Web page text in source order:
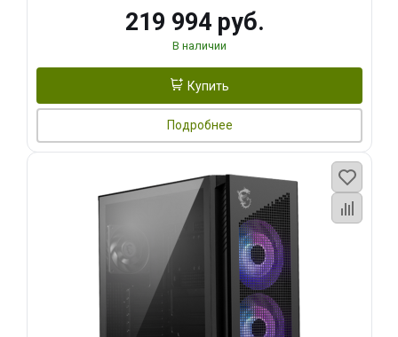
219 994 руб.
В наличии
Купить
Подробнее